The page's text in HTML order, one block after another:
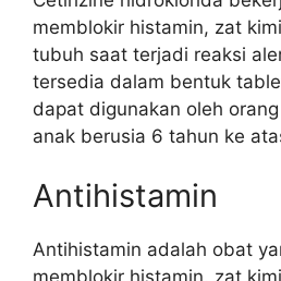
memblokir histamin, zat
tubuh saat terjadi reaksi
tersedia dalam bentuk
dapat digunakan oleh
anak berusia 6 tahun ke
Antihistamin
Antihistamin adalah obat
memblokir histamin, zat